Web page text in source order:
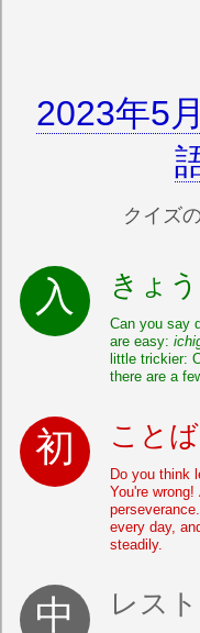
2023年5
クイズ
きょ
Can you say
are easy:
little trickier:
there are a
ことば
Do you think
You're
every day,
steadily.
レス